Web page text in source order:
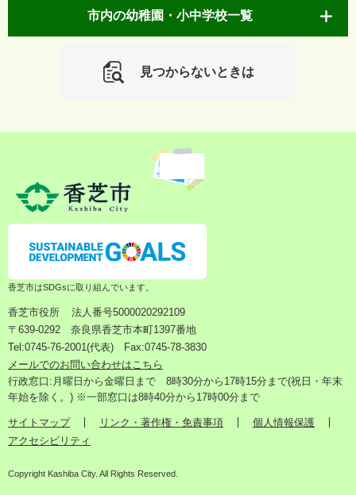
市内の幼稚園・小中学校一覧
見つからないときは
香芝市はSDGsに取り組んでいます。
香芝市役所
法人番号5000020292109
〒639-0292 奈良県香芝市本町1397番地
Tel:0745-76-2001(代表) Fax:0745-78-3830
メールでのお問い合わせはこちら
行政窓口:月曜日から金曜日まで 8時30分から17時15分まで(祝日・年末
年始を除く。) ※一部窓口は8時40分から17時00分まで
サイトマップ リンク・著作権・免責事項
個人情報保護
アクセシビリティ
Copyright Kashiba City. All Rights Reserved.